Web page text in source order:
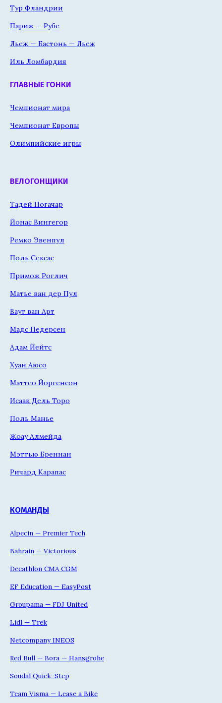
Тур Фландрии
Париж — Рубе
Льеж — Бастонь — Льеж
Иль Ломбардия
ГЛАВНЫЕ ГОНКИ
Чемпионат мира
Чемпионат Европы
Олимпийские игры
ВЕЛОГОНЩИКИ
Тадей Погачар
Йонас Вингегор
Ремко Эвенпул
Поль Сексас
Примож Роглич
Матье ван дер Пул
Ваут ван Арт
Мадс Педерсен
Адам Йейтс
Хуан Аюсо
Маттео Йоргенсон
Исаак Дель Торо
Поль Манье
Жоау Алмейда
Мэттью Бреннан
Ричард Карапас
КОМАНДЫ
Alpecin — Premier Tech
Bahrain — Victorious
Decathlon CMA CGM
EF Education — EasyPost
Groupama — FDJ United
Lidl — Trek
Netcompany INEOS
Red Bull — Bora — Hansgrohe
Soudal Quick-Step
Team Visma — Lease a Bike